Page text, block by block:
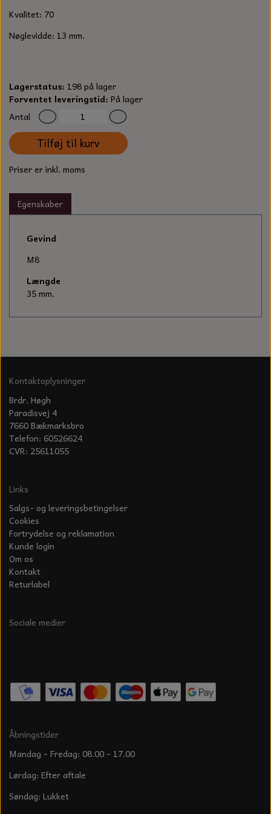
DYBEL
TÆNDRØR
SPÆNDEBÅND
BENSINSLANGE OG FILTRE
UNIVERSAL KABLER OG TILBEHØR
UNIVERSAL REMSKIVER OG STYRERULLER
STIKSAV KLINGER
ARBEJDSLYS
MEJSLER
VÆRKTØJSSÆT
Kvalitet: 70
Nøglevidde: 13 mm.
Lagerstatus: 198 på lager
Forventet leveringstid: På lager
Antal
Tilføj til kurv
Priser er inkl. moms
Egenskaber
Gevind
M8
Længde
35 mm.
Kontaktoplysninger
Brdr. Høgh
Paradisvej 4
7660 Bækmarksbro
Telefon: 60526624
CVR: 25611055
Links
Salgs- og leveringsbetingelser
Cookies
Fortrydelse og reklamation
Kunde login
Om os
Kontakt
Returlabel
Sociale medier
Åbningstider
Mandag - Fredag: 08.00 - 17.00
Lørdag: Efter aftale
Søndag: Lukket